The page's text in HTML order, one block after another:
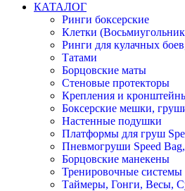
КАТАЛОГ
Ринги боксерские
Клетки
Ринги для кулачных
Татами
Борцовские маты
Стеновые протекторы
Крепления и
Боксерские мешки,
Настенные подушки
Платформы для груш
Пневмогруши Speed
Борцовские манекены
Тренировочные системы
Таймеры, Гонги, Весы,